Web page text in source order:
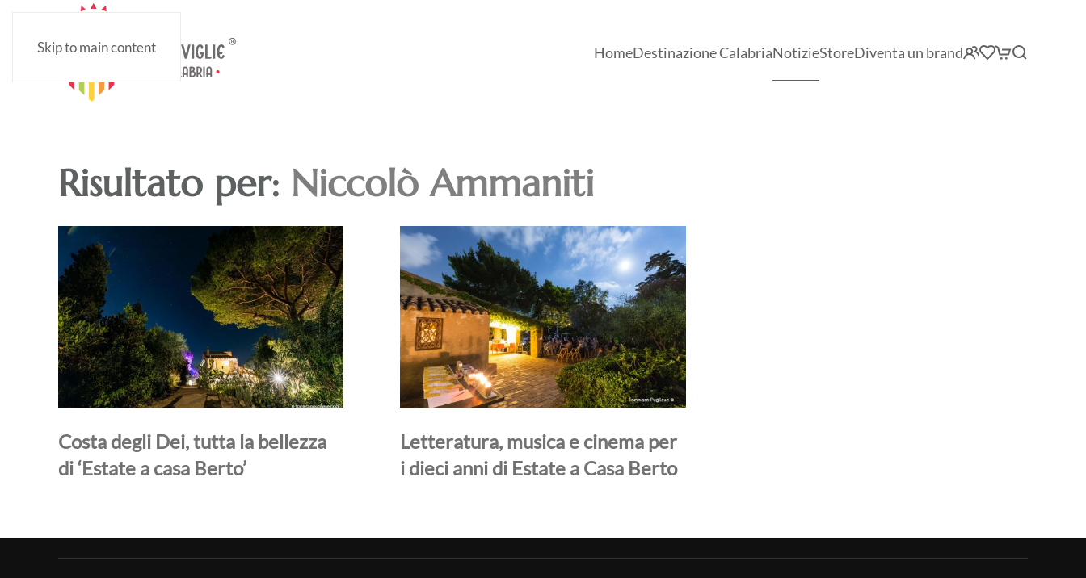
Skip to main content HomeDestinazione CalabriaNotizieStoreDiventa un brand
Risultato per: Niccolò Ammaniti
Costa degli Dei, tutta la bellezza
di ‘Estate a casa Berto’
Letteratura, musica e cinema per
i dieci anni di Estate a Casa Berto